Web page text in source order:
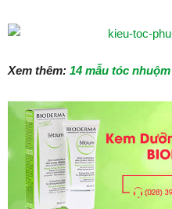
Xem thêm: 14 mẫu tóc